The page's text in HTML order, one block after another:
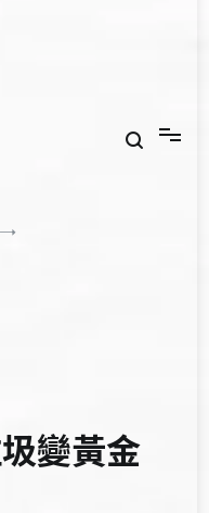
變黃金